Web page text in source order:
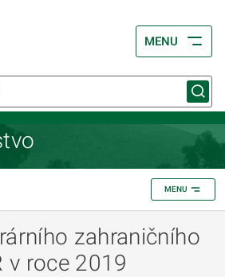
MENU
MENU
zahraničního
v roce 2019